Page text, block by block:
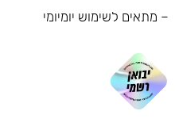
– מתאים לשימוש יומיומי